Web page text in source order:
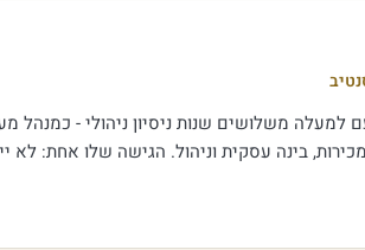
למעלה משלושים שנות ניסיון ניהולי - כמנהל
בינה עסקית וניהול. הגישה שלו אחת: לא